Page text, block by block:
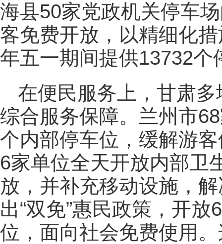
海县50家党政机关停车
客免费开放，以精细化
年五一期间提供13732
在便民服务上，甘肃
综合服务保障。兰州市
个内部停车位，缓解游
6家单位全天开放内部卫
放，并补充移动设施，
出“双免”惠民政策，开
位，面向社会免费使用